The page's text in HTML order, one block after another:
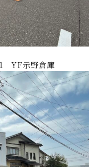
1 YF示野倉庫